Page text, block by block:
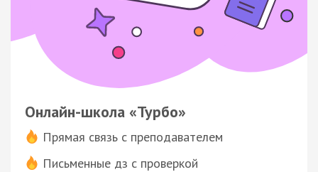
Онлайн-школа «Турбо»
Прямая связь с преподавателем
Письменные дз с проверкой